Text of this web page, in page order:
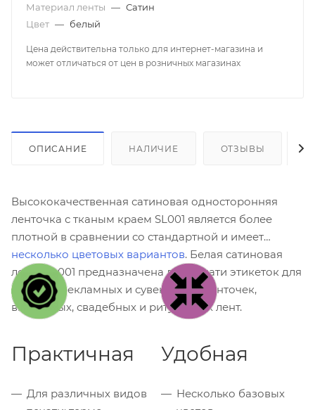
Материал ленты — Сатин
Цвет — белый
Цена действительна только для интернет-магазина и
может отличаться от цен в розничных магазинах
ОПИСАНИЕ НАЛИЧИЕ ОТЗЫВЫ
Высококачественная сатиновая односторонняя
ленточка с тканым краем SL001 является более
плотной в сравнении со стандартной и имеет
несколько цветовых вариантов. Белая сатиновая
лента SL001 предназначена для печати этикеток для
одежды, рекламных и сувенирных ленточек,
выпускных, свадебных и ритуальных лент.
Практичная
Для различных видов
Удобная
Несколько базовых